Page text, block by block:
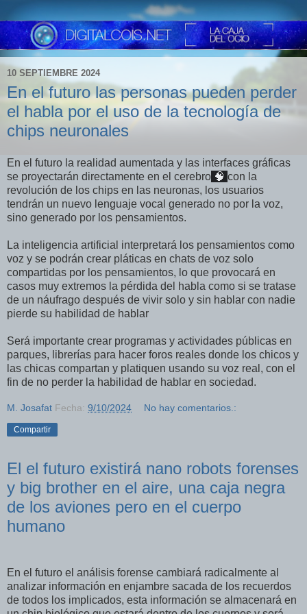
10 SEPTIEMBRE 2024
En el futuro las personas pueden perder
el habla por el uso de la tecnología de
chips neuronales
En el futuro la realidad aumentada y las interfaces gráficas
se proyectarán directamente en el cerebro 🧠con la
revolución de los chips en las neuronas, los usuarios
tendrán un nuevo lenguaje vocal generado no por la voz,
sino generado por los pensamientos.
La inteligencia artificial interpretará los pensamientos como
voz y se podrán crear pláticas en chats de voz solo
compartidas por los pensamientos, lo que provocará en
casos muy extremos la pérdida del habla como si se tratase
de un náufrago después de vivir solo y sin hablar con nadie
pierde su habilidad de hablar
Será importante crear programas y actividades públicas en
parques, librerías para hacer foros reales donde los chicos y
las chicas compartan y platiquen usando su voz real, con el
fin de no perder la habilidad de hablar en sociedad.
M. Josafat Fecha: 9/10/2024 No hay comentarios.:
Compartir
El el futuro existirá nano robots forenses
y big brother en el aire, una caja negra
de los aviones pero en el cuerpo
humano
En el futuro el análisis forense cambiará radicalmente al
analizar información en enjambre sacada de los recuerdos
de todos los implicados, esta información se almacenará en